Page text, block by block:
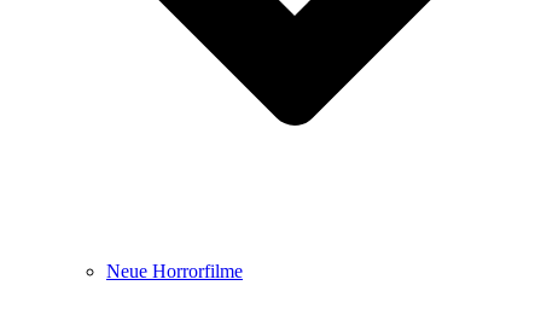
Neue Horrorfilme